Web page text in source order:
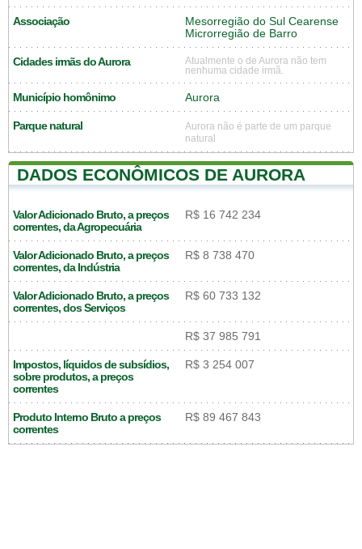
Associação
Mesorregião do Sul Cearense
Microrregião de Barro
Cidades irmãs do Aurora
Atualmente o de Aurora não tem
nenhuma cidade irmã.
Município homônimo Aurora
Parque natural
Aurora não é parte de um parque
natural
DADOS ECONÔMICOS DE AURORA
Valor Adicionado Bruto, a preços
correntes, da Agropecuária
R$ 16 742 234
Valor Adicionado Bruto, a preços
correntes, da Indústria
R$ 8 738 470
Valor Adicionado Bruto, a preços
correntes, dos Serviços
R$ 60 733 132
R$ 37 985 791
Impostos, líquidos de subsídios,
sobre produtos, a preços
correntes
R$ 3 254 007
Produto Interno Bruto a preços
correntes
R$ 89 467 843